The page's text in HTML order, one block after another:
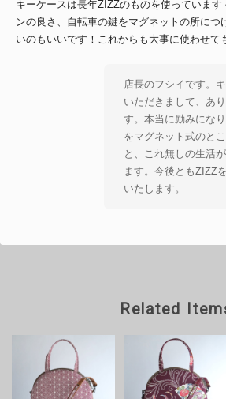
キーケースは長年ZIZZのものを使っています
ンの良さ、自転車の鍵をマグネットの所につ
いのもいいです！これからも大事に使わせて
店長のフシイです。
いただきまして、あ
す。本当に励みにな
をマグネット式のと
と、これ無しの生活
ます。今後ともZIZZ
いたします。
ボディバッグ【サイクル】が欲しかったの
で、丸い形がとても可愛らしいのでハンドバ
しました。 ZIZZのバックを初めて購入です
製でとてもカッコいいです。大切に使わせて
Related